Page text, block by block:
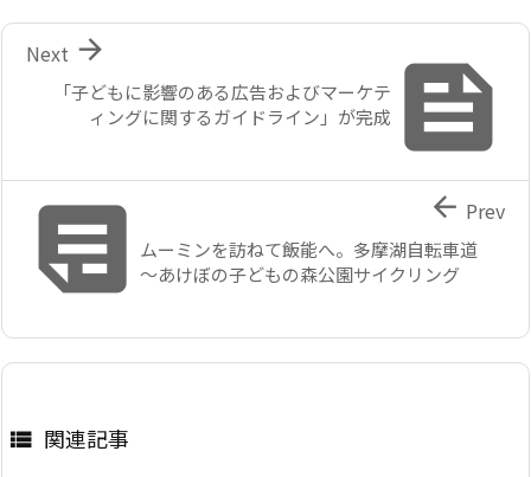

「子どもに影響のある広告およびマーケテ
ィングに関するガイドライン」が完成

Next
ムーミンを訪ねて飯能へ。多摩湖自転車道
～あけぼの子どもの森公園サイクリング
 Prev
 関連記事